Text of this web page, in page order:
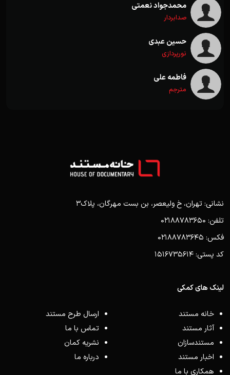
محمدجواد نعمتی
صدابردار
حسین عبدی
نورپردازی
فاطمه علی
مترجم
نشانی: تهران، خ ولیعصر، بن بست مهرگان، پلاک3
تلفن: 02188783650
فکس: 02188783645
کد پستی: 1516735614
لینک های کمکی
خانه مستند
آثار مستند
مستندسازان
اخبار مستند
همکاری با ما
ارسال طرح مستند
تماس با ما
نشریه کمان
درباره ما